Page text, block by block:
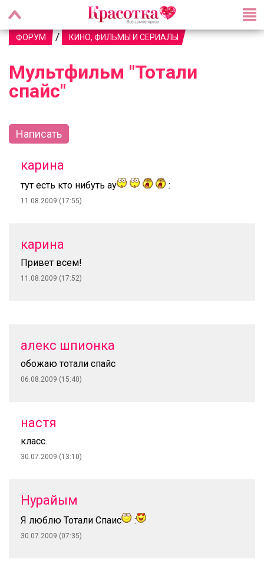
ФОРУМ / КИНО, ФИЛЬМЫ И СЕРИАЛЫ
Мультфильм "Тотали
спайс"
Написать
карина
тут есть кто нибуть ау :
11.08.2009 (17:55)
карина
Привет всем!
11.08.2009 (17:52)
алекс шпионка
обожаю тотали спайс
06.08.2009 (15:40)
настя
класс.
30.07.2009 (13:10)
Нурайым
Я люблю Тотали Спаис :
30.07.2009 (07:35)